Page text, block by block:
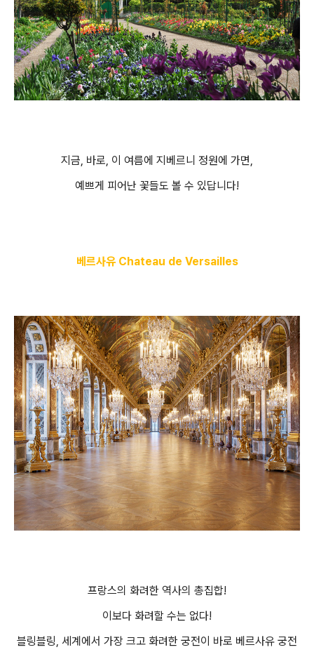
지금, 바로, 이 여름에 지베르니 정원에 가면,
예쁘게 피어난 꽃들도 볼 수 있답니다!
베르사유 Chateau de Versailles
프랑스의 화려한 역사의 총집합!
이보다 화려할 수는 없다!
블링블링, 세계에서 가장 크고 화려한 궁전이 바로 베르사유 궁전